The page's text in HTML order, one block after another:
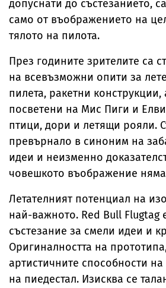
допуснати до състезанието,
само от въображението на
тялото на пилота.
През годините зрителите са
на всевъзможни опити за
пилета, ракетни конструкции,
посветени на Мис Пиги и
птици, дори и летящи рояли.
превърнало в синоним на
идеи и неизменно
човешкото въображение
Летателният потенциал на
най-важното. Red Bull Flugtag
състезание за смели идеи и
Оригиналността на
артистичните способности на
на пиедестал. Изисква се